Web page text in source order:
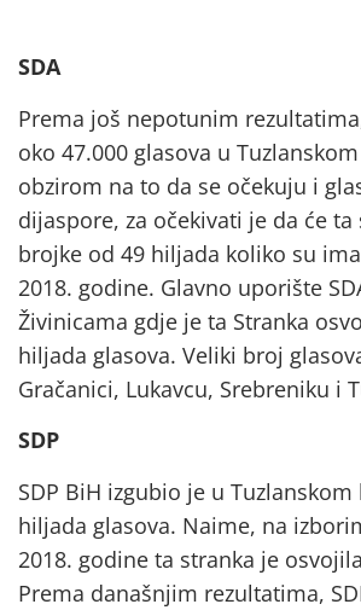
SDA
Prema još nepotunim
oko 47.000 glasova u
obzirom na to da se očekuju i
dijaspore, za očekivati je da će
brojke od 49 hiljada koliko su
2018. godine. Glavno uporište
Živinicama gdje je ta Stranka
hiljada glasova. Veliki broj
Gračanici, Lukavcu, Srebreniku i
SDP
SDP BiH izgubio je u
hiljada glasova. Naime, na
2018. godine ta stranka je
Prema današnjim rezultatima,